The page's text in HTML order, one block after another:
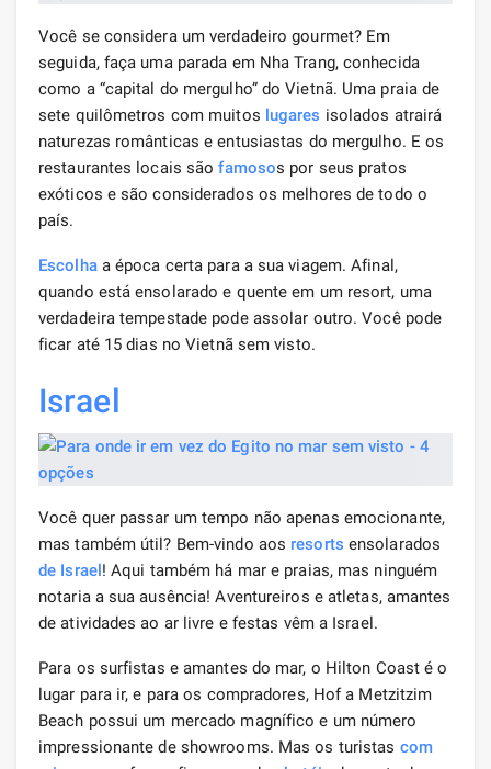
Você se considera um verdadeiro gourmet? Em
seguida, faça uma parada em Nha Trang, conhecida
como a “capital do mergulho” do Vietnã. Uma praia de
sete quilômetros com muitos lugares isolados atrairá
naturezas românticas e entusiastas do mergulho. E os
restaurantes locais sãofamosos por seus pratos
exóticos e são considerados os melhores de todo o
país.
Escolhaa época certa para a sua viagem. Afinal,
quando está ensolarado e quente em um resort, uma
verdadeira tempestade pode assolar outro. Você pode
ficar até 15 dias no Vietnã sem visto.
Israel
Você quer passar um tempo não apenas emocionante,
mas também útil? Bem-vindo aos resorts ensolarados
de Israel! Aqui também há mar e praias, mas ninguém
notaria a sua ausência! Aventureiros e atletas, amantes
de atividades ao ar livre e festas vêm a Israel.
Para os surfistas e amantes do mar, o Hilton Coast é o
lugar para ir, e para os compradores, Hof a Metzitzim
Beach possui um mercado magnífico e um número
impressionante de showrooms. Mas os turistas com